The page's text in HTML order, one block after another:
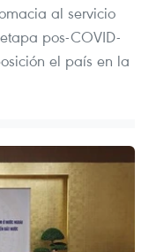
al servicio
pos-COVID-
el país en la